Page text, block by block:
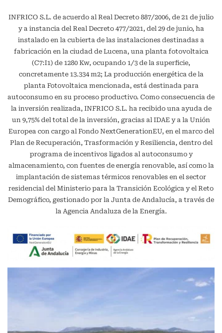
INFRICO S.L. de acuerdo al Real Decreto 887/2006, de 21 de julio
y a instancia del Real Decreto 477/2021, del 29 de junio, ha
instalado en la cubierta de las instalaciones destinadas a
fabricación en la ciudad de Lucena, una planta fotovoltaica
(C7:I1) de 1280 Kw, ocupando 1/3 de la superficie,
concretamente 13.334 m2; La producción energética de la
planta Fotovoltaica mencionada, está destinada para
autoconsumo en su proceso productivo. Como consecuencia de
la inversión realizada, INFRICO S.L. ha recibido una ayuda de
un 9,75% del total de la inversión, gracias al IDAE y a la Unión
Europea con cargo al Fondo NextGenerationEU, en el marco del
Plan de Recuperación, Trasformación y Resiliencia, dentro del
programa de incentivos ligados al autoconsumo y
almacenamiento, con fuentes de energía renovable, así como la
implantación de sistemas térmicos renovables en el sector
residencial del Ministerio para la Transición Ecológica y el Reto
Demográfico, gestionado por la Junta de Andalucía, a través de
la Agencia Andaluza de la Energía.